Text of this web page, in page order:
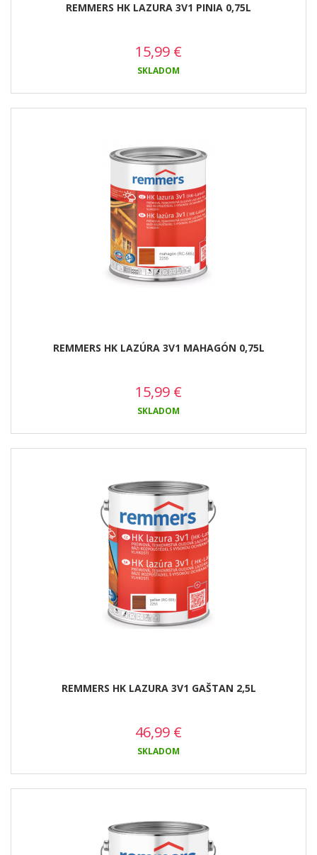
REMMERS HK LAZURA 3V1 PINIA 0,75L
15,99 €
SKLADOM
REMMERS HK LAZÚRA 3V1 MAHAGÓN 0,75L
15,99 €
SKLADOM
REMMERS HK LAZURA 3V1 GAŠTAN 2,5L
46,99 €
SKLADOM